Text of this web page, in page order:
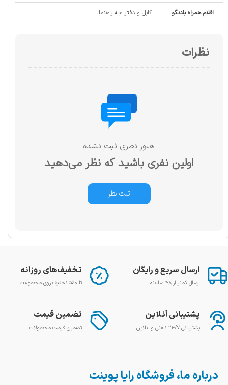
اقلام همراه بلندگو کابل و دفتر چه راهنما
نظرات
هنوز نظری ثبت نشده
اولین نفری باشید که نظر می‌دهید
ثبت نظر
درباره ما، فروشگاه رایا پوینت
ارسال سریع و رایگان
ارسال کمتر از ۴۸ ساعته
تخفیف‌های روزانه
تا ۵۰٪ تخفیف روی محصولات
پشتیبانی آنلاین
پشتیبانی ۲۴/۷ تلفنی و آنلاین
تضمین قیمت
تضمین قیمت محصولات